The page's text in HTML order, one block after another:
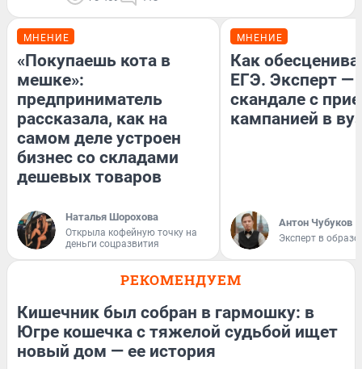
МНЕНИЕ
«Покупаешь кота в
мешке»:
предприниматель
рассказала, как на
самом деле устроен
бизнес со складами
дешевых товаров
Наталья Шорохова
Открыла кофейную точку на
деньги соцразвития
МНЕНИЕ
Как
ЕГЭ. Эксперт —
скандале с
кампанией в
Антон Чубуков
Эксперт в
РЕКОМЕНДУЕМ
Кишечник был собран в гармошку: в
Югре кошечка с тяжелой судьбой ищет
новый дом — ее история